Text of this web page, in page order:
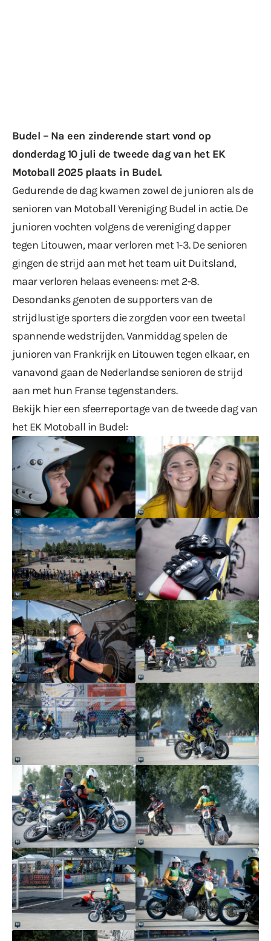
Budel – Na een zinderende startvond op
donderdag 10 juli de tweede dag van het EK
Motoball 2025 plaats in Budel.
Gedurende de dag kwamen zowel de junioren als de
senioren van Motoball Vereniging Budel in actie. De
junioren vochten volgens de verenigingdapper
tegen Litouwen, maar verloren met 1-3. De senioren
gingen de strijd aan met het team uit Duitsland,
maar verloren helaas eveneens: met 2-8.
Desondanks genoten de supporters van de
strijdlustige sporters die zorgden voor een tweetal
spannende wedstrijden. Vanmiddag spelen de
junioren van Frankrijk en Litouwen tegen elkaar, en
vanavond gaan de Nederlandse senioren de strijd
aan met hun Franse tegenstanders.
Bekijk hier een sfeerreportage van de tweede dag van
het EK Motoball in Budel: